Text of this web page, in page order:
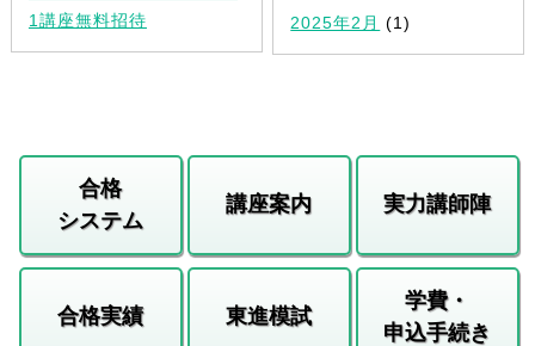
1講座無料招待
2025年2月 (1)
合格
システム
講座案内 実力講師陣
合格実績 東進模試
学費・
申込手続き